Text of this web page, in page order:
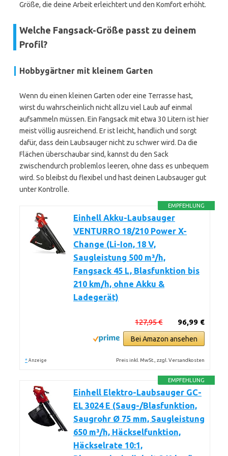
Größe, die deine Arbeit erleichtert und den Komfort erhöht.
Welche Fangsack-Größe passt zu deinem
Profil?
Hobbygärtner mit kleinem Garten
Wenn du einen kleinen Garten oder eine Terrasse hast,
wirst du wahrscheinlich nicht allzu viel Laub auf einmal
aufsammeln müssen. Ein Fangsack mit etwa 30 Litern ist hier
meist völlig ausreichend. Er ist leicht, handlich und sorgt
dafür, dass dein Laubsauger nicht zu schwer wird. Da die
Flächen überschaubar sind, kannst du den Sack
zwischendurch problemlos leeren, ohne dass es unbequem
wird. So bleibst du flexibel und hast deinen Laubsauger gut
unter Kontrolle.
EMPFEHLUNG
Einhell Akku-Laubsauger
VENTURRO 18/210 Power X-
Change (Li-Ion, 18 V,
Saugleistung 500 m³/h,
Fangsack 45 L, Blasfunktion bis
210 km/h, ohne Akku &
Ladegerät)
96,99 €
127,95 €
Bei Amazon ansehen
* Anzeige Preis inkl. MwSt., zzgl. Versandkosten
EMPFEHLUNG
Einhell Elektro-Laubsauger GC-
EL 3024 E (Saug-/Blasfunktion,
Saugrohr Ø 75 mm, Saugleistung
650 m³/h, Häckselfunktion,
Häckselrate 10:1,